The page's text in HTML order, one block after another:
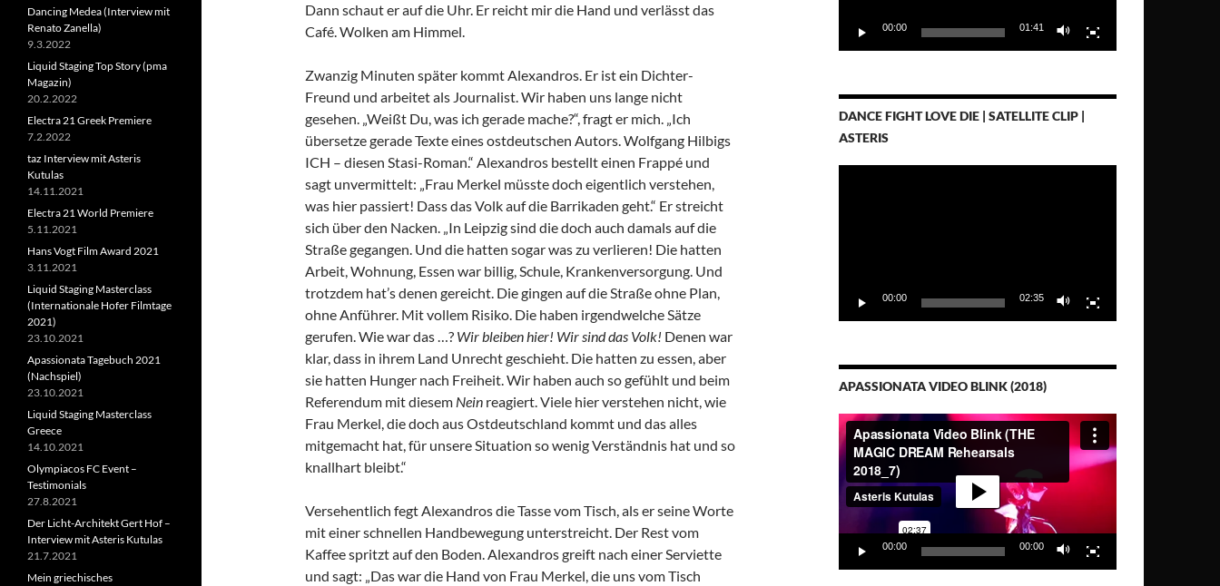
Dann schaut er auf die Uhr. Er reicht mir die Hand und verlässt das
Café. Wolken am Himmel.
Zwanzig Minuten später kommt Alexandros. Er ist ein Dichter-
Freund und arbeitet als Journalist. Wir haben uns lange nicht
gesehen. „Weißt Du, was ich gerade mache?“, fragt er mich. „Ich
übersetze gerade Texte eines ostdeutschen Autors. Wolfgang Hilbigs
ICH – diesen Stasi-Roman.“ Alexandros bestellt einen Frappé und
sagt unvermittelt: „Frau Merkel müsste doch eigentlich verstehen,
was hier passiert! Dass das Volk auf die Barrikaden geht.“ Er streicht
sich über den Nacken. „In Leipzig sind die doch auch damals auf die
Straße gegangen. Und die hatten sogar was zu verlieren! Die hatten
Arbeit, Wohnung, Essen war billig, Schule, Krankenversorgung. Und
trotzdem hat’s denen gereicht. Die gingen auf die Straße ohne Plan,
ohne Anführer. Mit vollem Risiko. Die haben irgendwelche Sätze
gerufen. Wie war das …? Wir bleiben hier! Wir sind das Volk! Denen war
klar, dass in ihrem Land Unrecht geschieht. Die hatten zu essen, aber
sie hatten Hunger nach Freiheit. Wir haben auch so gefühlt und beim
Referendum mit diesem Nein reagiert. Viele hier verstehen nicht, wie
Frau Merkel, die doch aus Ostdeutschland kommt und das alles
mitgemacht hat, für unsere Situation so wenig Verständnis hat und so
knallhart bleibt.“
Versehentlich fegt Alexandros die Tasse vom Tisch, als er seine Worte
mit einer schnellen Handbewegung unterstreicht. Der Rest vom
Kaffee spritzt auf den Boden. Alexandros greift nach einer Serviette
und sagt: „Das war die Hand von Frau Merkel, die uns vom Tisch
00:00 01:41
DANCE FIGHT LOVE DIE | SATELLITE CLIP |
ASTERIS
00:00 02:35
APASSIONATA VIDEO BLINK (2018)
Video-
Player
00:00 00:00
Dancing Medea (Interview mit
Renato Zanella)
9.3.2022
Liquid Staging Top Story (pma
Magazin)
20.2.2022
Electra 21 Greek Premiere
7.2.2022
taz Interview mit Asteris
Kutulas
14.11.2021
Electra 21 World Premiere
5.11.2021
Hans Vogt Film Award 2021
3.11.2021
Liquid Staging Masterclass
(Internationale Hofer Filmtage
2021)
23.10.2021
Apassionata Tagebuch 2021
(Nachspiel)
23.10.2021
Liquid Staging Masterclass
Greece
14.10.2021
Olympiacos FC Event –
Testimonials
27.8.2021
Der Licht-Architekt Gert Hof –
Interview mit Asteris Kutulas
21.7.2021
Mein griechisches